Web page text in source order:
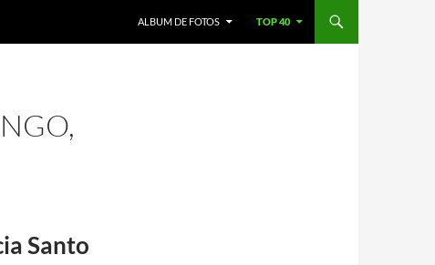
ALBUM DE FOTOS TOP 40
Santo